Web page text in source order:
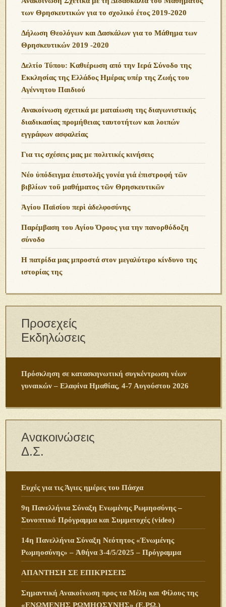
των Θρησκευτικών για το σχολικό έτος 2019-2020
Δήλωση Θεολόγων και Δασκάλων για το Μάθημα των
Θρησκευτικών 2019 -2020
Δελτίο Τύπου: Καθιέρωση από την Ιερά Σύνοδο της
Εκκλησίας της Ελλάδος Ημέρας υπέρ της Ζωής του
Αγέννητου Παιδιού
Ανακοίνωση σχετικά με ματαίωση της διαγωνιστικής
διαδικασίας προμήθειας ταυτοτήτων και λοιπών
εγγράφων ασφαλείας
Για τις σχέσεις μας με πολιτικές κινήσεις
Νέο ὑπόδειγμα ἐπιστολῆς γονέα γιά ἐπιστροφή τῶν
βιβλίων τοῦ μαθήματος τῶν Θρησκευτικῶν
Ἁγίου Παϊσίου περὶ ἀδελφοσύνης
Παρέμβαση του Αγίου Όρους για την πανορθόδοξη
σύνοδο
Η πατρίδα μας μπροστά στον μεγαλύτερο κίνδυνο της
ιστορίας της
Προσεχείς
Εκδηλώσεις
Πρόσκληση σε κατασκηνωτική συγκέντρωση νέων
γυναικών – Ελαφίνα Ημαθίας, 4-7 Αυγούστου 2026
Ανακοινώσεις
Δ.Σ.
Ευχές για τις Άγιες ημέρες του Πάσχα
9η Πανελλήνια Σύναξη Ενωμένης Ρωμηοσύνης –
Συνοπτικό Πρόγραμμα και Συμμετοχές (video)
14η Πανελλήνια Σύναξη Νεότητος «Ἑνωμένης
Ρωμηοσύνης» – Ἀθήνα 3-4/5/2025 – Πρόγραμμα
ΑΠΑΝΤΗΣΗ ΣΕ ΕΠΙΚΡΙΣΕΙΣ
Σημαντική Ανακοίνωση προς τα Μέλη και Φίλους της
«ΕΝΩΜΕΝΗΣ ΡΩΜΗΟΣΥΝΗΣ» (Ε.ΡΩ.)